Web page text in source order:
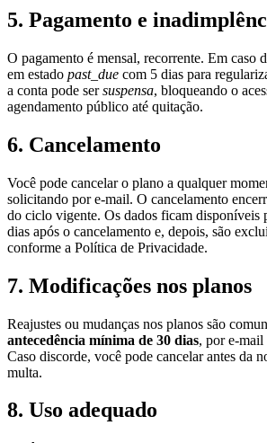
5. Pagamento e
O pagamento é mensal, recorrente. Em caso
em estado past_due com 5 dias para
a conta pode sersuspensa, bloqueando o
agendamento público até quitação.
6. Cancelamento
Você pode cancelar o plano a qualquer
solicitando por e-mail. O cancelamento
do ciclo vigente. Os dados ficam disponíveis
dias após o cancelamento e, depois, são
conforme a Política de Privacidade.
7. Modificações nos planos
Reajustes ou mudanças nos planos são
antecedência mínima de 30 dias, por e-mail
Caso discorde, você pode cancelar antes da
multa.
8. Uso adequado